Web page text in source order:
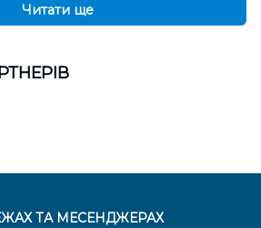
Читати ще
ТА МЕСЕНДЖЕРАХ